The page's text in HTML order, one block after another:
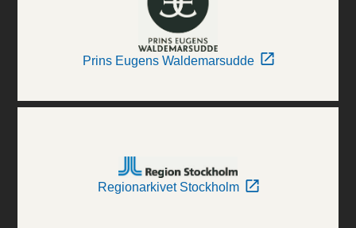
Prins Eugens Waldemarsudde
Regionarkivet Stockholm